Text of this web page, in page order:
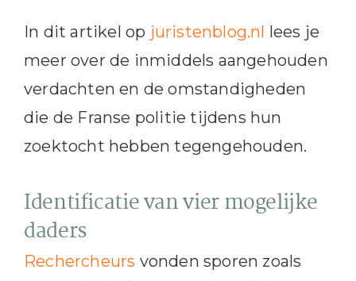
In dit artikel op juristenblog.nl
lees je
meer over de inmiddels aangehouden
verdachten en de omstandigheden
die de Franse politie tijdens hun
zoektocht hebben tegengehouden.
Identificatie van vier mogelijke
daders
Rechercheurs vonden sporen zoals